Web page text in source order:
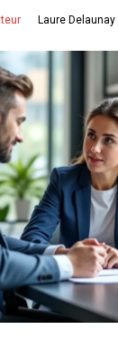
Laure Delaunay